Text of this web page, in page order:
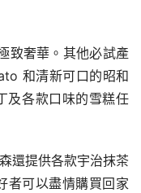
致奢華。其他必試產
和清新可口的昭和
及各款口味的雪糕任
還提供各款宇治抹茶
者可以盡情購買回家